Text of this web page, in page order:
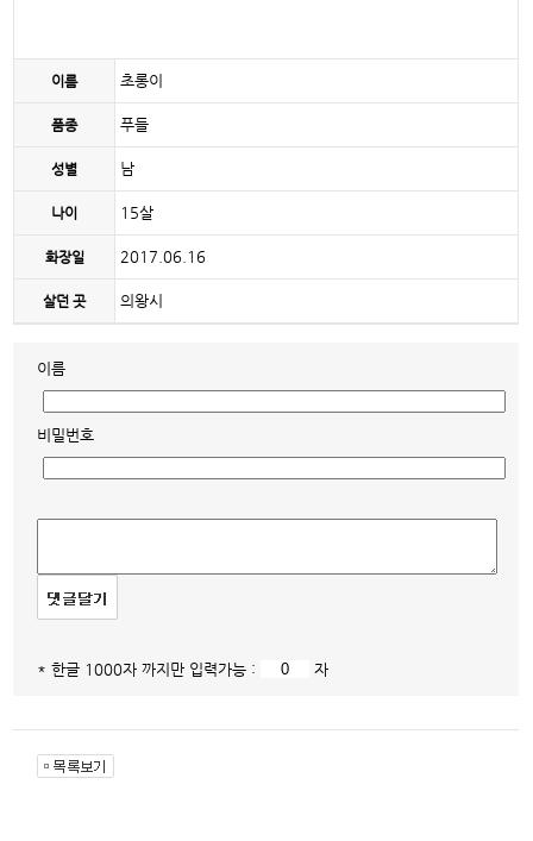
이름 초롱이
품종 푸들
성별 남
나이 15살
화장일 2017.06.16
살던 곳 의왕시
이름
비밀번호
* 한글 1000자 까지만 입력가능 : 자